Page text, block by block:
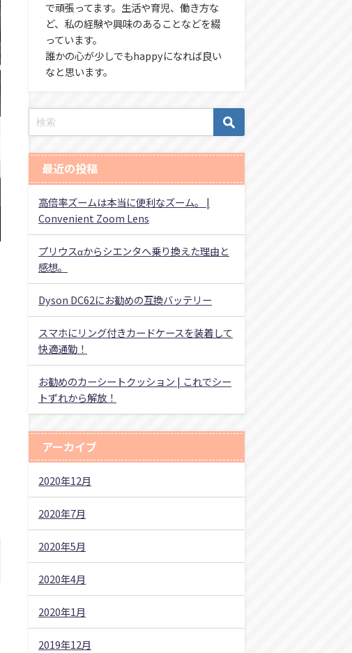
で頑張ってます。生活や育児、働き方な
ど、私の経験や興味のあることなどを綴
っています。
誰かの心が少しでもhappyになれば良い
なと思います。
最近の投稿
高倍率ズームは本当に便利なズーム。 |
Convenient Zoom Lens
プリウスαからシエンタへ乗り換えた理由と
感想。
Dyson DC62にお勧めの互換バッテリー
スマホにリング付きカードケースを装着して
快適通勤！
お勧めのカーシートクッション | これでシー
トずれから解放！
アーカイブ
2020年12月
2020年7月
2020年5月
2020年4月
2020年1月
2019年12月